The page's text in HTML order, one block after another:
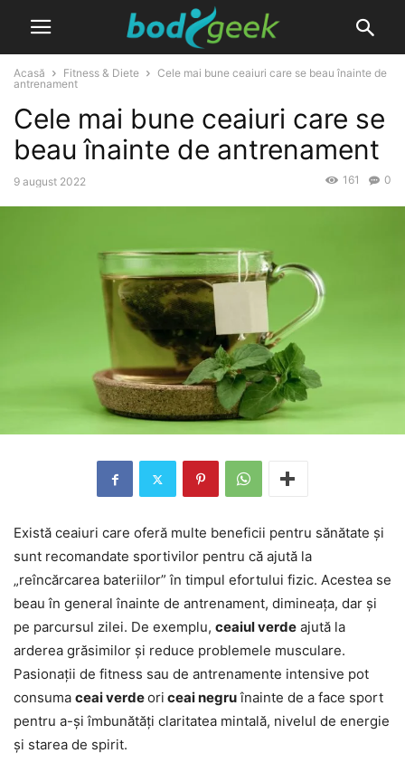
Acasă Fitness & Diete
Cele mai bune ceaiuri care se beau înainte de
antrenament
Cele mai bune ceaiuri care se
beau înainte de antrenament
9 august 2022 0
161
Există ceaiuri care oferă multe beneficii pentru sănătate și
sunt recomandate sportivilor pentru că ajută la
„reîncărcarea bateriilor” în timpul efortului fizic. Acestea se
beau în general înainte de antrenament, dimineața, dar și
pe parcursul zilei. De exemplu, ceaiul verde ajută la
arderea grăsimilor și reduce problemele musculare.
Pasionații de fitness sau de antrenamente intensive pot
consuma ceai verdeori ceai negruînainte de a face sport
pentru a-și îmbunătăți claritatea mintală, nivelul de energie
și starea de spirit.